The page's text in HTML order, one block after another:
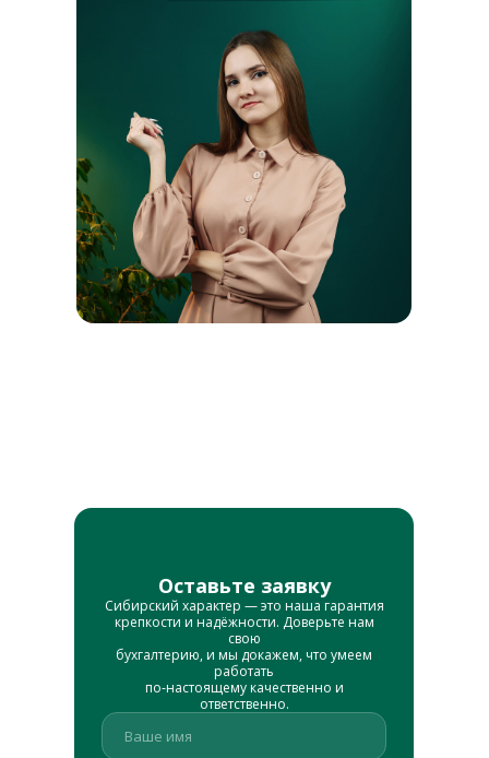
Оставьте заявку
Сибирский характер — это наша гарантия
крепкости и надёжности. Доверьте нам
свою
бухгалтерию, и мы докажем, что умеем
работать
по‑настоящему качественно и
ответственно.